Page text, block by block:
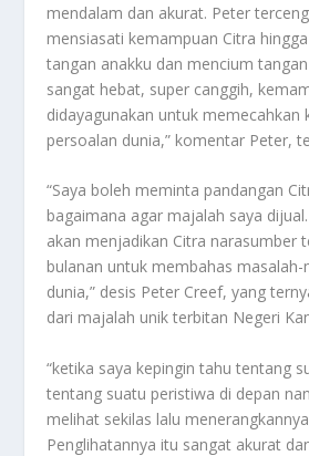
mendalam dan akurat. Peter
mensiasati kemampuan Citra
tangan anakku dan mencium
sangat hebat, super canggih,
didayagunakan untuk memecahkan
persoalan dunia,” komentar Peter,
“Saya boleh meminta pandangan
bagaimana agar majalah saya
akan menjadikan Citra narasumber
bulanan untuk membahas masalah-
dunia,” desis Peter Creef, yang
dari majalah unik terbitan Negeri
“ketika saya kepingin tahu tentang
tentang suatu peristiwa di depan
melihat sekilas lalu
Penglihatannya itu sangat akurat